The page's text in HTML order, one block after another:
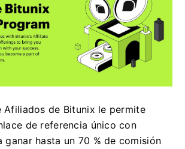
Afiliados de Bitunix le permite
de referencia único con
ganar hasta un 70 % de comisión